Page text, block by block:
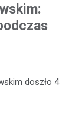
doszło 4